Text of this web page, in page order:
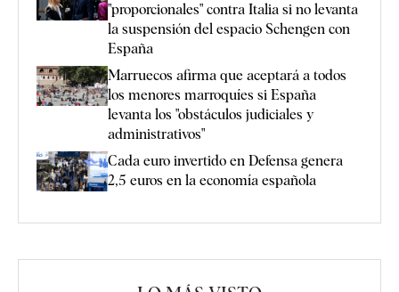
"proporcionales" contra Italia si no levanta
la suspensión del espacio Schengen con
España
Marruecos afirma que aceptará a todos
los menores marroquíes si España
levanta los "obstáculos judiciales y
administrativos"
Cada euro invertido en Defensa genera
2,5 euros en la economía española